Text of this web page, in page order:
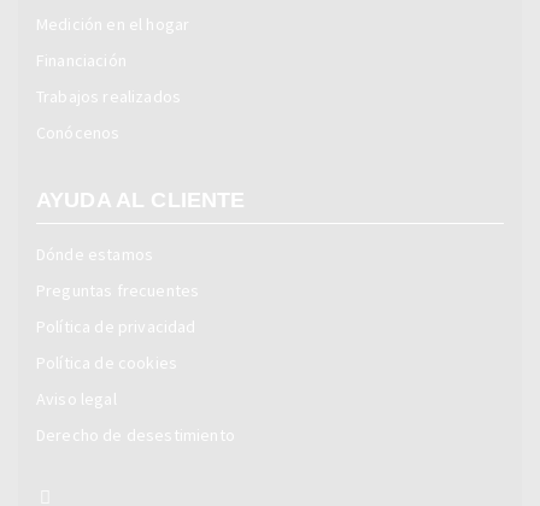
Medición en el hogar
Financiación
Trabajos realizados
Conócenos
AYUDA AL CLIENTE
Dónde estamos
Preguntas frecuentes
Política de privacidad
Política de cookies
Aviso legal
Derecho de desestimiento